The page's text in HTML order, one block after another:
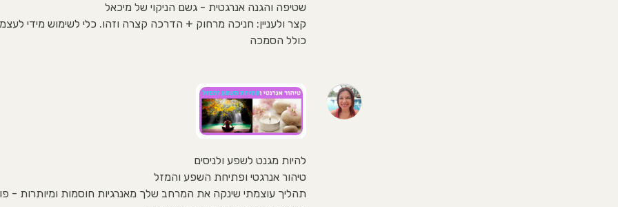
שטיפה והגנה אנרגטית - גשם הניקוי של מיכאל
קצר ולעניין: חניכה מרחוק + הדרכה קצרה וזהו. כלי לשימוש מידי
כולל הסמכה
להיות מגנט לשפע ולניסים
טיהור אנרגטי ופתיחת השפע והמזל
תהליך עוצמתי שינקה את המרחב שלך מאנרגיות חוסמות ומיותרות -